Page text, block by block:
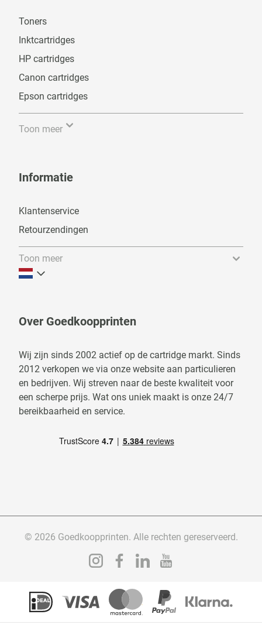
Toners
Inktcartridges
HP cartridges
Canon cartridges
Epson cartridges
Toon meer
Informatie
Klantenservice
Retourzendingen
Toon meer
Over Goedkoopprinten
Wij zijn sinds 2002 actief op de cartridge markt. Sinds
2012 verkopen we via onze website aan particulieren
en bedrijven. Wij streven naar de beste kwaliteit voor
een scherpe prijs. Wat ons uniek maakt is onze 24/7
bereikbaarheid en service.
© 2026 Goedkoopprinten. Alle rechten gereserveerd.